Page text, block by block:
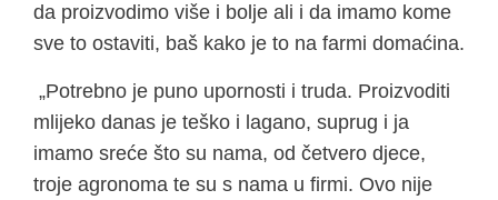
da proizvodimo više i bolje ali i da imamo kome
sve to ostaviti, baš kako je to na farmi domaćina.
„Potrebno je puno upornosti i truda. Proizvoditi
mlijeko danas je teško i lagano, suprug i ja
imamo sreće što su nama, od četvero djece,
troje agronoma te su s nama u firmi. Ovo nije